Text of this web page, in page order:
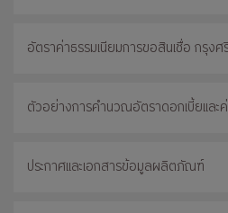
อัตราค่าธรรมเนียมการขอสินเชื่อ กรุง
ตัวอย่างการคำนวณอัตราดอกเบี้ยและ
ประกาศและเอกสารข้อมูลผลิตภัณฑ์